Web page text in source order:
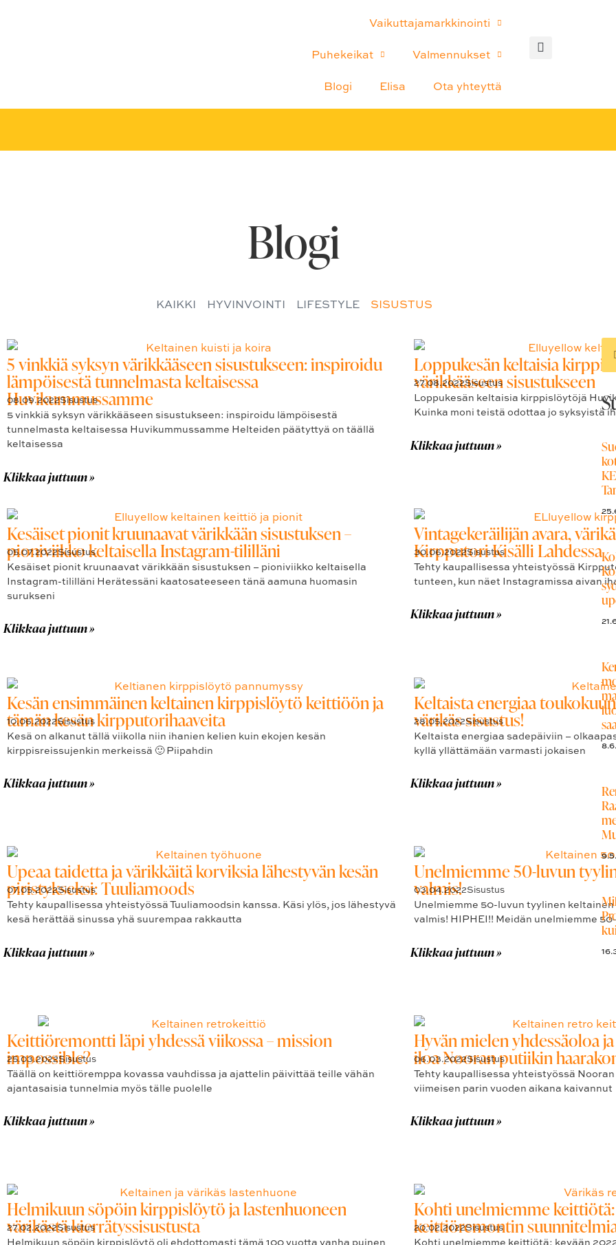
Vaikuttajamarkkinointi
Puhekeikat Valmennukset
Blogi Elisa Ota yhteyttä
Blogi
HYVINVOINTI LIFESTYLE SISUSTUS
KAIKKI
5 vinkkiä syksyn värikkääseen sisustukseen: inspiroidu
lämpöisestä tunnelmasta keltaisessa
Huvikummussamme
08.09.2022Sisustus
5 vinkkiä syksyn värikkääseen sisustukseen: inspiroidu lämpöisestä
tunnelmasta keltaisessa Huvikummussamme Helteiden päätyttyä on täällä
keltaisessa
Klikkaa juttuun »
Loppukesän keltaisia
värikkääseen sisustukseen
27.08.2022Sisustus
Loppukesän keltaisia kirppislöytöjä
Kuinka moni teistä odottaa jo syksyistä
Klikkaa juttuun »
Kesäiset pionit kruunaavat värikkään sisustuksen –
pioniviikko keltaisella Instagram-tililläni
05.07.2022Sisustus
Kesäiset pionit kruunaavat värikkään sisustuksen – pioniviikko keltaisella
Instagram-tililläni Herätessäni kaatosateeseen tänä aamuna huomasin
surukseni
Klikkaa juttuun »
Vintagekeräilijän avara,
Kirpputori Kisälli Lahdessa
30.06.2022Sisustus
Tehty kaupallisessa yhteistyössä
tunteen, kun näet Instagramissa aivan
Klikkaa juttuun »
Kesän ensimmäinen keltainen kirppislöytö keittiöön ja
tämän kesän kirpputorihaaveita
10.06.2022Sisustus
Kesä on alkanut tällä viikolla niin ihanien kelien kuin ekojen kesän
kirppisreissujenkin merkeissä 🙂 Piipahdin
Klikkaa juttuun »
Keltaista energiaa
värikäs sisustus!
28.05.2022Sisustus
Keltaista energiaa sadepäiviin –
kyllä yllättämään varmasti jokaisen
Klikkaa juttuun »
Upeaa taidetta ja värikkäitä korviksia lähestyvän kesän
piristykseksi: Tuuliamoods
07.05.2022Sisustus
Tehty kaupallisessa yhteistyössä Tuuliamoodsin kanssa. Käsi ylös, jos lähestyvä
kesä herättää sinussa yhä suurempaa rakkautta
Klikkaa juttuun »
Unelmiemme 50-luvun
valmis!
03.04.2022Sisustus
Unelmiemme 50-luvun tyylinen
valmis! HIPHEI!! Meidän unelmiemme
Klikkaa juttuun »
Keittiöremontti läpi yhdessä viikossa – mission
impossible?
25.03.2022Sisustus
Täällä on keittiöremppa kovassa vauhdissa ja ajattelin päivittää teille vähän
ajantasaisia tunnelmia myös tälle puolelle
Klikkaa juttuun »
Hyvän mielen yhdessäoloa
iloa Nooran putiikin
06.03.2022Sisustus
Tehty kaupallisessa yhteistyössä
viimeisen parin vuoden aikana kaivannut
Klikkaa juttuun »
Helmikuun söpöin kirppislöytö ja lastenhuoneen
värikästä kierrätyssisustusta
27.02.2022Sisustus
Helmikuun söpöin kirppislöytö oli ehdottomasti tämä 100 vuotta vanha puinen
Kohti unelmiemme
keittiöremontin
20.02.2022Sisustus
Kohti unelmiemme keittiötä: kevään